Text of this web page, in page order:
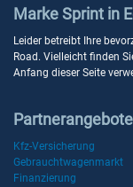
Marke Sprint in
Leider betreibt Ihre
Road. Vielleicht finden
Anfang dieser Seite
Partnerangebote
Kfz-Versicherung
Gebrauchtwagenmarkt
Finanzierung